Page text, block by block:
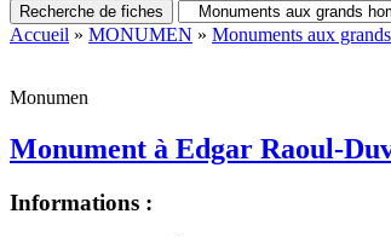
Recherche de fiches
Accueil » MONUMEN » Monuments aux
Monumen
Monument à Edgar Raoul-
Informations :